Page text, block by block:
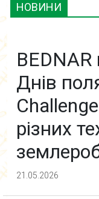
НОВИНИ
BEDNAR
Днів
різних
21.05.2026